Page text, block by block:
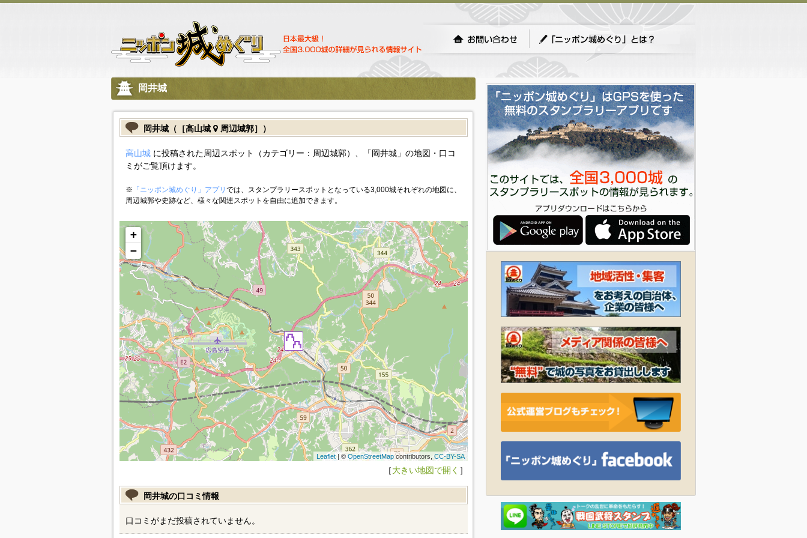
岡井城
岡井城（［高山城 周辺城郭］）
高山城に投稿された周辺スポット（カテゴリー：周辺城郭）、「岡井城」の地図・口コ
ミがご覧頂けます。
※ 「ニッポン城めぐり」アプリ では、スタンプラリースポットとなっている3,000城それぞれの地図に、
周辺城郭や史跡など、様々な関連スポットを自由に追加できます。
+
−
Leaflet| ©OpenStreetMapcontributors, CC-BY-SA
［大きい地図で開く ］
岡井城の口コミ情報
口コミがまだ投稿されていません。